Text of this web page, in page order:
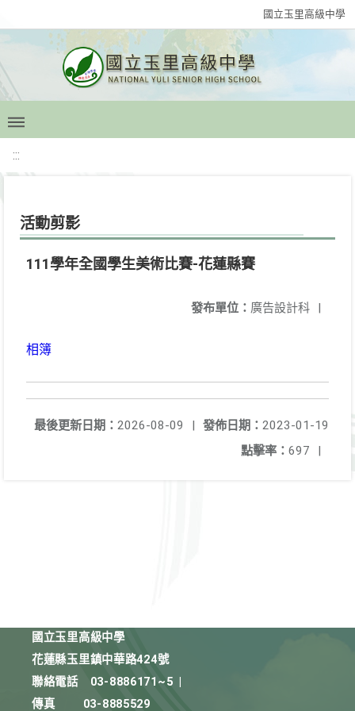
國立玉里高級中學
:::
活動剪影
111學年全國學生美術比賽-花蓮縣賽
發布單位： 廣告設計科 |
相簿
發佈日期： 2023-01-19
最後更新日期： 2026-08-09
|
點擊率： 697 |
國立玉里高級中學
花蓮縣玉里鎮中華路424號
聯絡電話
03-8886171~5
傳真
03-8885529